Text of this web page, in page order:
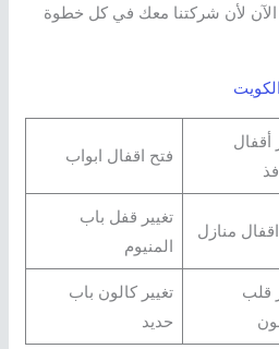
الآن لأن شركتنا معك في كل خطوة
أقفال
فتح اقفال ابواب
منازل
تغيير قفل باب
المنيوم
قلب
تغيير كالون باب
حديد